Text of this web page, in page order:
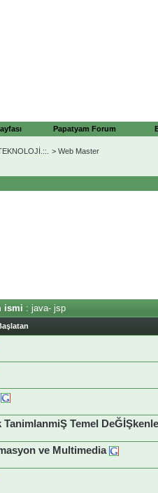
Papatyam Forum
> Web Master
ismi : java- jsp
Temel
ve Multimedia